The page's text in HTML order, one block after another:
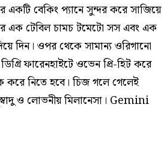
বেকিং প্যানে সুন্দর করে সাজিয়ে
এক টেবিল চামচ টমেটো সস এবং এক
দিন। ওপর থেকে সামান্য ওরিগানো
ফারেনহাইটে ওভেন প্রি-হিট করে
করে নিতে হবে। চিজ গলে গেলেই
ও লোভনীয় মিলানেসা। Gemini